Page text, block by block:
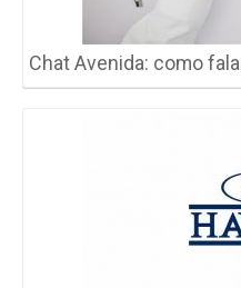
Chat Avenida: como